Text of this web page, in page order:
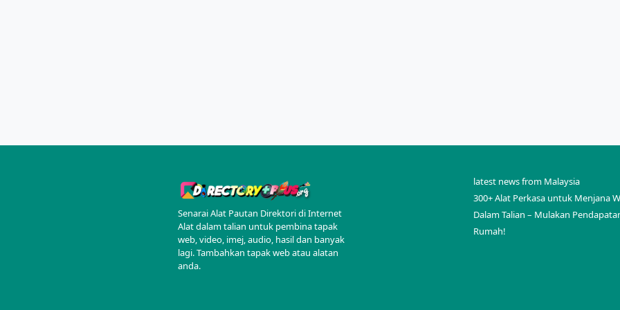
Senarai Alat Pautan Direktori di Internet
Alat dalam talian untuk pembina tapak
web, video, imej, audio, hasil dan banyak
lagi. Tambahkan tapak web atau alatan
anda.
latest news from Malaysia
300+ Alat Perkasa untuk Menjana
Dalam Talian – Mulakan
Rumah!